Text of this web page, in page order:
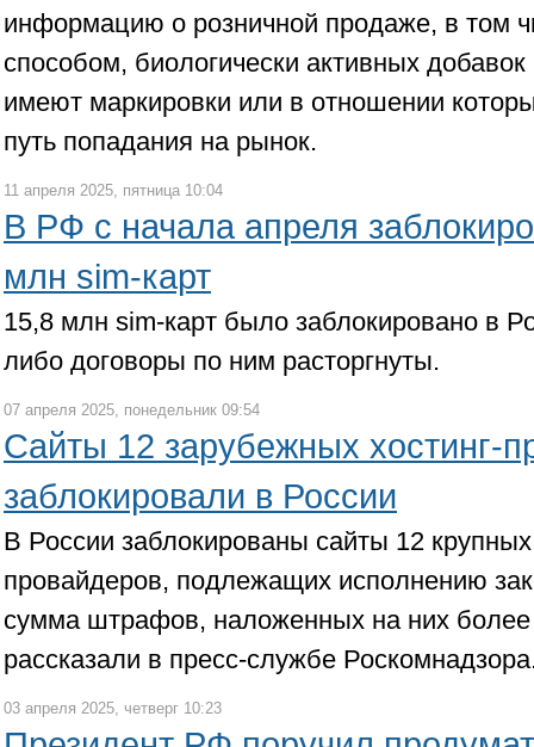
информацию о розничной продаже, в том
способом, биологически активных
имеют маркировки или в отношении
путь попадания на рынок.
11 апреля 2025, пятница 10:04
В РФ с начала апреля
млн sim-карт
15,8 млн sim-карт было заблокировано в
либо договоры по ним расторгнуты.
07 апреля 2025, понедельник 09:54
Сайты 12 зарубежных хостинг-
заблокировали в России
В России заблокированы сайты 12
провайдеров, подлежащих исполнению
сумма штрафов, наложенных на них
рассказали в пресс-службе
03 апреля 2025, четверг 10:23